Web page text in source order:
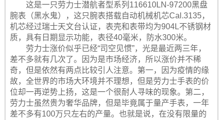
这是一只劳力士潜航者型系列116610LN-97200黑盘
腕表（黑水鬼），这只腕表搭载自动机械机芯Cal.3135，
机芯经过瑞士天文台认证，表壳和表带均为904L不锈钢材
质，具有日期显示功能，表径40毫米，防水300米。
劳力士涨价似乎已经“司空见惯”，光是最近两三年，
差不多就有几次了。因为是市场经济，所以涨价并不稀
奇，但是依然有两点比较引人注意。第一，因为疫情的缘
故，全世界的市场大环境并不理想，但是劳力士手表的价
位却一再逆势上扬，这是一个很耐人寻味的现象。第二，
劳力士虽然贵为奢华品牌，但是毕竟属于量产手表，一年
差不多有100万只左右的产量。也就是说，在没有限量的